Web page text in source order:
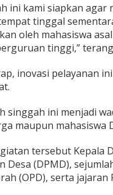
ini kami siapkan
tinggal
oleh mahasiswa
tinggi,”
inovasi pelayanan
singgah ini menjadi
maupun mahasiswa
tersebut Kepala
Desa (DPMD),
(OPD), serta jajaran